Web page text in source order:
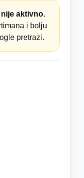
aktivno.
i bolju
pretrazi.